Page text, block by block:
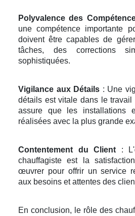
Polyvalence des
une compétence importante
doivent être capables de
tâches, des corrections
sophistiquées.
Vigilance aux Détails : Une
détails est vitale dans le travail
assure que les installations
réalisées avec la plus grande
Contentement du Client:
chauffagiste est la
œuvrer pour offrir un service
aux besoins et attentes des
En conclusion, le rôle des